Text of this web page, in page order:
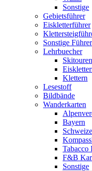
Sonstige
Gebietsführer
Eiskletterführer
Sonstige Führer
Lehrbuecher
Skitouren
Klettern
Lesestoff
Bildbände
Wanderkarten
Bayern
Tabacco
F&B
Sonstige